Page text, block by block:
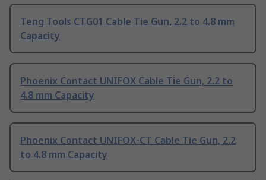
Teng Tools CTG01 Cable Tie Gun, 2.2 to 4.8 mm
Capacity
Phoenix Contact UNIFOX Cable Tie Gun, 2.2 to
4.8 mm Capacity
Phoenix Contact UNIFOX-CT Cable Tie Gun, 2.2
to 4.8 mm Capacity